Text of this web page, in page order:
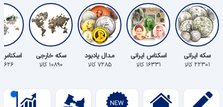
سکه ایرانی
۲۲۳۰۱ کالا
اسکناس ایرانی
۱۶۳۳۱ کالا
مدال یادبود
۷۲۸۵ کالا
سکه خارجی
۱۰۸۹۰ کالا ۵۶۲۶ کالا